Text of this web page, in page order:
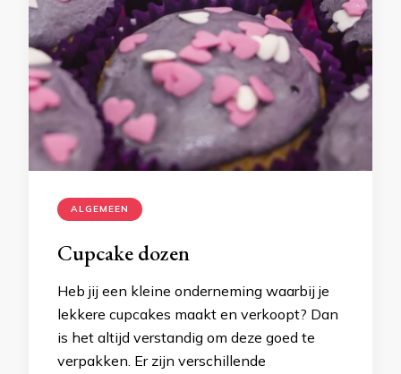
ALGEMEEN
Cupcake dozen
Heb jij een kleine onderneming waarbij je
lekkere cupcakes maakt en verkoopt? Dan
is het altijd verstandig om deze goed te
verpakken. Er zijn verschillende